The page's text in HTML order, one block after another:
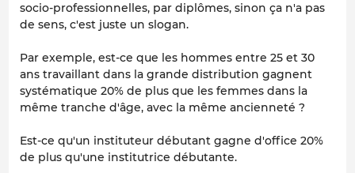
socio-professionnelles, par diplômes, sinon ça n'a pas
de sens, c'est juste un slogan.
Par exemple, est-ce que les hommes entre 25 et 30
ans travaillant dans la grande distribution gagnent
systématique 20% de plus que les femmes dans la
même tranche d'âge, avec la même ancienneté ?
Est-ce qu'un instituteur débutant gagne d'office 20%
de plus qu'une institutrice débutante.